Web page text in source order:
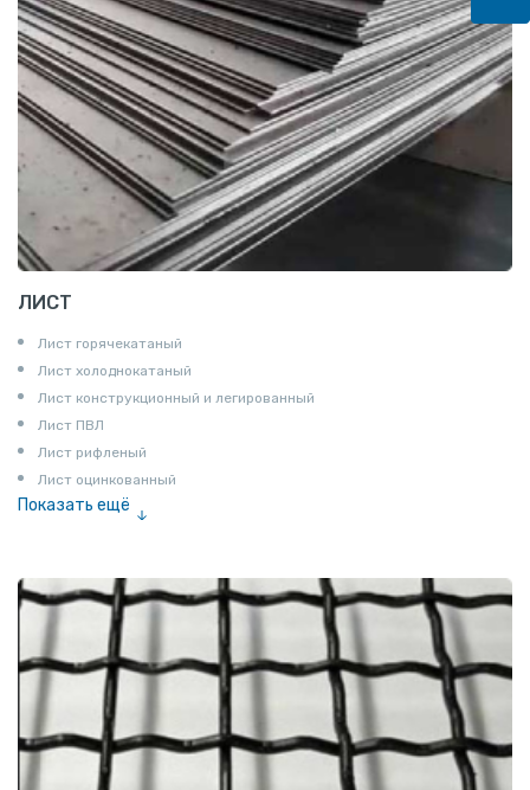
ЛИСТ
Лист горячекатаный
Лист холоднокатаный
Лист конструкционный и легированный
Лист ПВЛ
Лист рифленый
Лист оцинкованный
Показать ещё